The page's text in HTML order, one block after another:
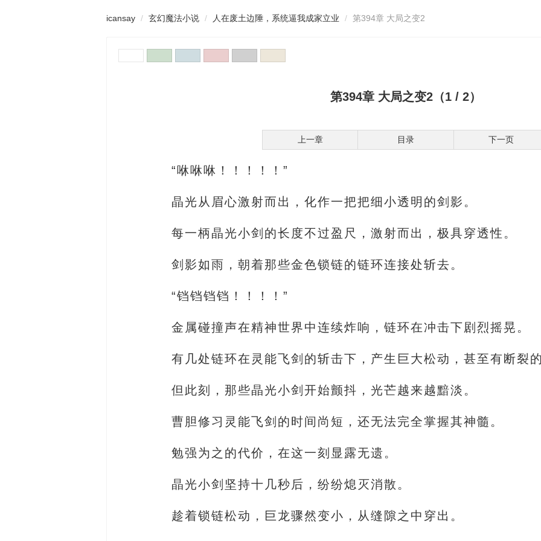
icansay 玄幻魔法小说 人在废土边陲，系统逼我成家立业 第394章 大局之变2
第394章 大局之变2（1 / 2）
上一章 目录 下一页
“咻咻咻！！！！！”
晶光从眉心激射而出，化作一把把细小透明的剑影。
每一柄晶光小剑的长度不过盈尺，激射而出，极具穿透性。
剑影如雨，朝着那些金色锁链的链环连接处斩去。
“铛铛铛铛！！！！”
金属碰撞声在精神世界中连续炸响，链环在冲击下剧烈摇晃。
有几处链环在灵能飞剑的斩击下，产生巨大松动，甚至有断裂
但此刻，那些晶光小剑开始颤抖，光芒越来越黯淡。
曹胆修习灵能飞剑的时间尚短，还无法完全掌握其神髓。
勉强为之的代价，在这一刻显露无遗。
晶光小剑坚持十几秒后，纷纷熄灭消散。
趁着锁链松动，巨龙骤然变小，从缝隙之中穿出。